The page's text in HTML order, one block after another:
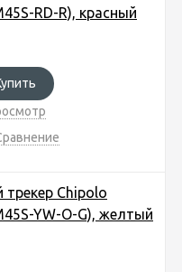
RD-R), красный
Chipolo
YW-O-G), желтый